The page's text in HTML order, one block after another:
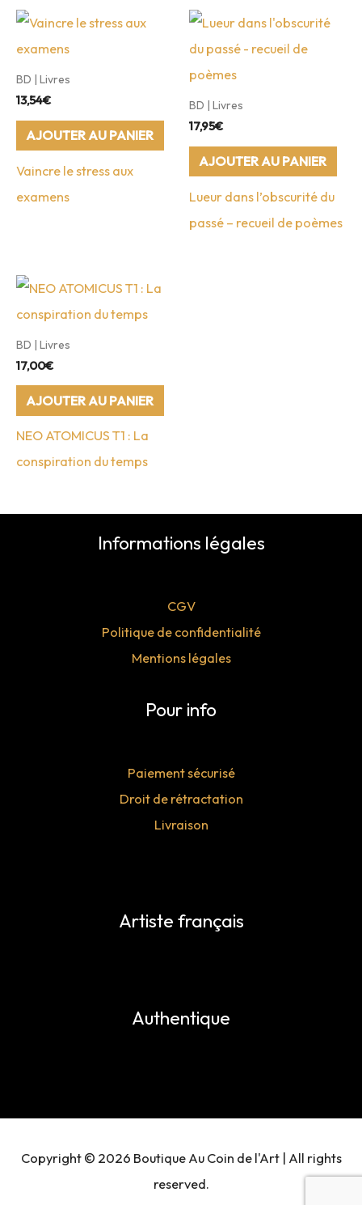
BD | Livres
13,54€
AJOUTER AU PANIER
Vaincre le stress aux
examens
BD | Livres
17,95€
AJOUTER AU PANIER
Lueur dans l’obscurité du
passé – recueil de poèmes
BD | Livres
17,00€
AJOUTER AU PANIER
NEO ATOMICUS T1 : La
conspiration du temps
Informations légales
CGV
Politique de confidentialité
Mentions légales
Pour info
Paiement sécurisé
Droit de rétractation
Livraison
Artiste français
Authentique
Copyright © 2026 Boutique Au Coin de l'Art | All rights
reserved.